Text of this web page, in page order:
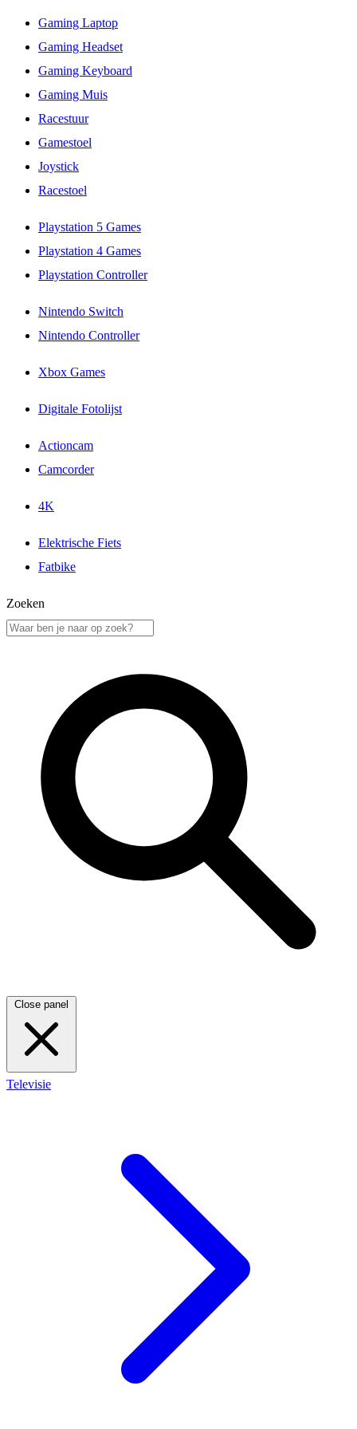
Gaming Laptop
Gaming Headset
Gaming Keyboard
Gaming Muis
Racestuur
Gamestoel
Joystick
Racestoel
Playstation 5 Games
Playstation 4 Games
Playstation Controller
Nintendo Switch
Nintendo Controller
Xbox Games
Digitale Fotolijst
Actioncam
Camcorder
4K
Elektrische Fiets
Fatbike
Zoeken
Close panel
Televisie